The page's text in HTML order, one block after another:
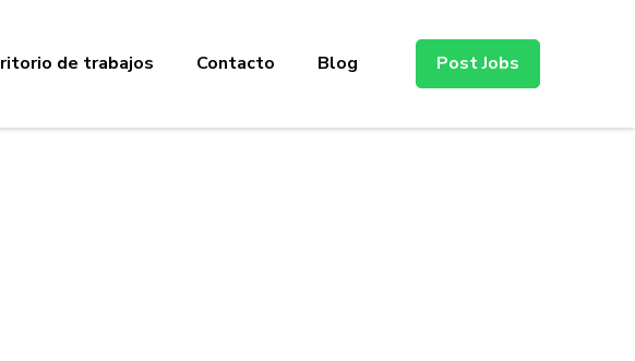
de trabajos Contacto Blog Post Jobs